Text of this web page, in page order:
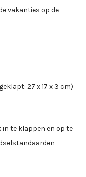
vakanties op de
27 x 17 x 3 cm)
te klappen en op te